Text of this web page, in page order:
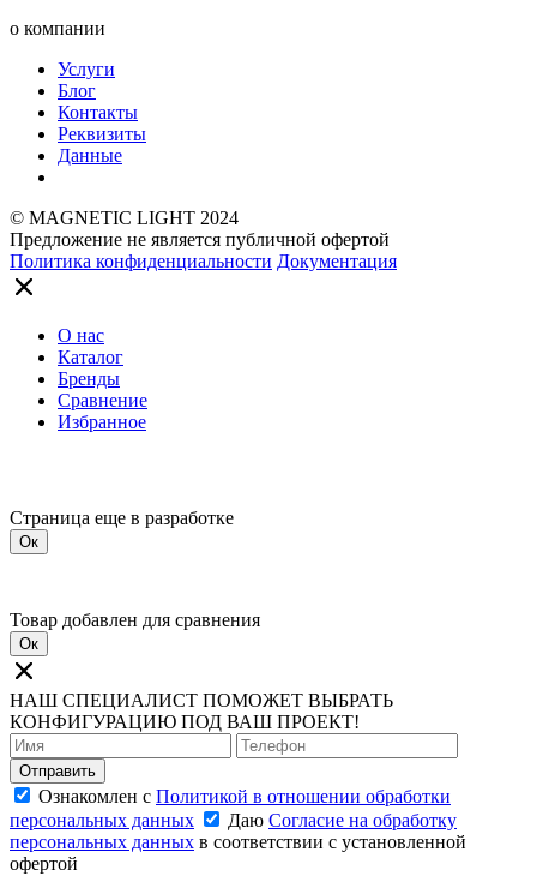
о компании
Услуги
Блог
Контакты
Реквизиты
Данные
© MAGNETIC LIGHT 2024
Предложение не является публичной офертой
Политика конфиденциальности Документация
О нас
Каталог
Бренды
Сравнение
Избранное
Страница еще в разработке
Ок
Товар добавлен для сравнения
Ок
НАШ СПЕЦИАЛИСТ ПОМОЖЕТ ВЫБРАТЬ
КОНФИГУРАЦИЮ ПОД ВАШ ПРОЕКТ!
Отправить
Ознакомлен с Политикой в отношении обработки
персональных данных
Даю Согласие на обработку
персональных данных в соответствии с установленной
офертой